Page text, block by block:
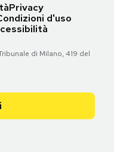
Privacy
d'uso
di Milano, 419 del